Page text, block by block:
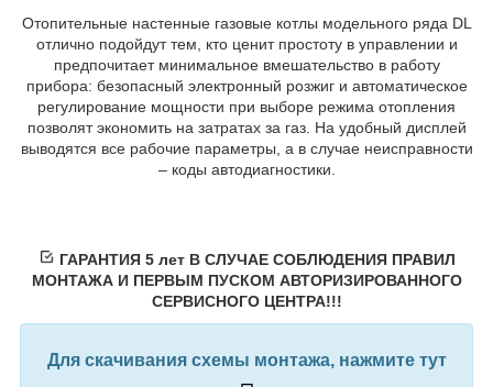
Отопительные настенные газовые котлы модельного ряда DL
отлично подойдут тем, кто ценит простоту в управлении и
предпочитает минимальное вмешательство в работу
прибора: безопасный электронный розжиг и автоматическое
регулирование мощности при выборе режима отопления
позволят экономить на затратах за газ. На удобный дисплей
выводятся все рабочие параметры, а в случае неисправности
– коды автодиагностики.
ГАРАНТИЯ 5 лет В СЛУЧАЕ СОБЛЮДЕНИЯ ПРАВИЛ
МОНТАЖА И ПЕРВЫМ ПУСКОМ АВТОРИЗИРОВАННОГО
СЕРВИСНОГО ЦЕНТРА!!!
Для скачивания схемы монтажа, нажмите тут